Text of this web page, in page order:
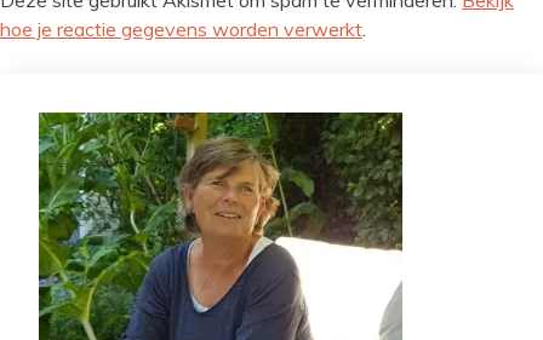
hoe je reactie gegevens worden verwerkt.